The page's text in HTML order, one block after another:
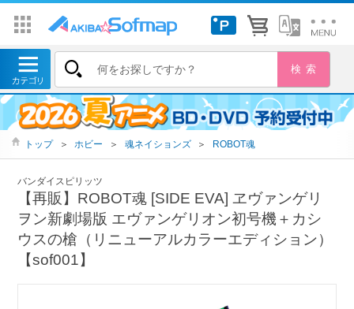
トップ ＞ ホビー ＞ 魂ネイションズ ＞ ROBOT魂
バンダイスピリッツ
【再販】ROBOT魂 [SIDE EVA] ヱヴァンゲリ
ヲン新劇場版 エヴァンゲリオン初号機＋カシ
ウスの槍（リニューアルカラーエディション）
【sof001】